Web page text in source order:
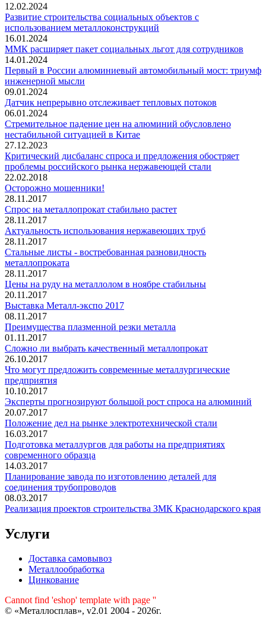
12.02.2024
Развитие строительства социальных объектов с
использованием металлоконструкций
16.01.2024
ММК расширяет пакет социальных льгот для сотрудников
14.01.2024
Первый в России алюминиевый автомобильный мост: триумф
инженерной мысли
09.01.2024
Датчик непрерывно отслеживает тепловых потоков
06.01.2024
Стремительное падение цен на алюминий обусловлено
нестабильной ситуацией в Китае
27.12.2023
Критический дисбаланс спроса и предложения обостряет
проблемы российского рынка нержавеющей стали
22.02.2018
Осторожно мошенники!
28.11.2017
Спрос на металлопрокат стабильно растет
28.11.2017
Актуальность использования нержавеющих труб
28.11.2017
Стальные листы - востребованная разновидность
металлопроката
28.11.2017
Цены на руду на металлолом в ноябре стабильны
20.11.2017
Выставка Металл-экспо 2017
08.11.2017
Преимущества плазменной резки металла
01.11.2017
Сложно ли выбрать качественный металлопрокат
26.10.2017
Что могут предложить современные металлургические
предприятия
10.10.2017
Эксперты прогнозируют большой рост спроса на алюминий
20.07.2017
Положение дел на рынке электротехнической стали
16.03.2017
Подготовка металлургов для работы на предприятиях
современного образца
14.03.2017
Планирование завода по изготовлению деталей для
соединения трубопроводов
08.03.2017
Реализация проектов строительства ЗМК Краснодарского края
Услуги
Доставка самовывоз
Металлообработка
Цинкование
Cannot find 'eshop' template with page ''
© «Металлосплав», v2.01 2004 - 2026г.